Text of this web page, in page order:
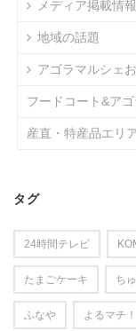
メディア掲載情報
地域の話題
アゴラマルシェ
フードコート&ア
産直・特産品エリ
タグ
24時間テレビ
たまごケーキ ち
ふなや よるマチ！